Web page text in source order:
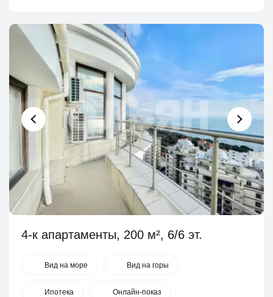
4-к апартаменты, 200 м², 6/6 эт.
Вид на море Вид на горы
Ипотека Онлайн-показ